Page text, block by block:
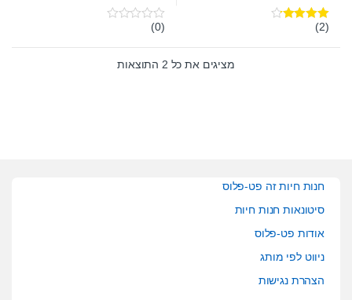
דורג(2)
0
u
t
(0)
מציגים את כל ⁦2⁩ התוצאות
חנות חיות זה פט-פלוס
סיטונאות חנות חיות
אודות פט-פלוס
ניווט לפי מותג
הצהרת נגישות